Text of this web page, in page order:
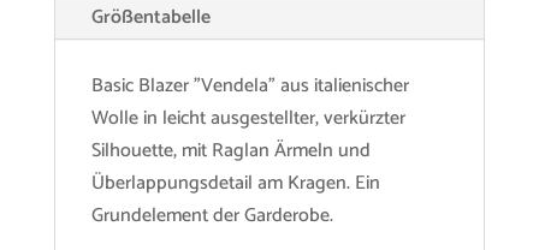
Größentabelle
Basic Blazer "Vendela" aus italienischer
Wolle in leicht ausgestellter, verkürzter
Silhouette, mit Raglan Ärmeln und
Überlappungsdetail am Kragen. Ein
Grundelement der Garderobe.